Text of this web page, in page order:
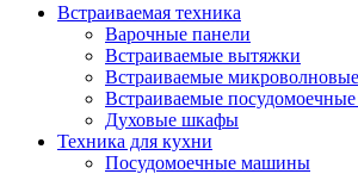
Встраиваемая техника
Варочные панели
Встраиваемые вытяжки
Встраиваемые
Встраиваемые
Духовые шкафы
Техника для кухни
Посудомоечные машины